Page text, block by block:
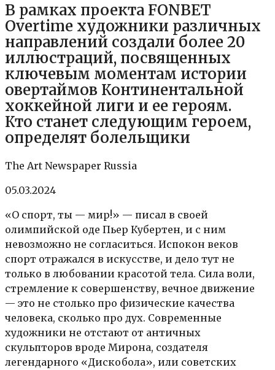
В рамках проекта FONBET
Overtime художники различных
направлений создали более 20
иллюстраций, посвященных
ключевым моментам истории
овертаймов Континентальной
хоккейной лиги и ее героям.
Кто станет следующим героем,
определят болельщики
The Art Newspaper Russia
05.03.2024
«О спорт, ты — мир!» — писал в своей
олимпийской оде Пьер Кубертен, и с ним
невозможно не согласиться. Испокон веков
спорт отражался в искусстве, и дело тут не
только в любовании красотой тела. Сила воли,
стремление к совершенству, вечное движение
— это не столько про физические качества
человека, сколько про дух. Современные
художники не отстают от античных
скульпторов вроде Мирона, создателя
легендарного «Дискобола», или советских